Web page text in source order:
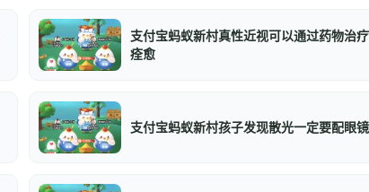
支付宝蚂蚁新村真性近视可以通过药物治
痊愈
支付宝蚂蚁新村孩子发现散光一定要配眼镜